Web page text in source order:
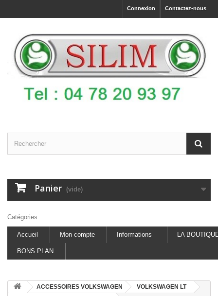
Contactez-nous
Connexion
Panier (vide)
Catégories
Accueil Mon compte Informations LA
BONS PLAN
ACCESSOIRES VOLKSWAGEN
VOLKSWAGEN LT